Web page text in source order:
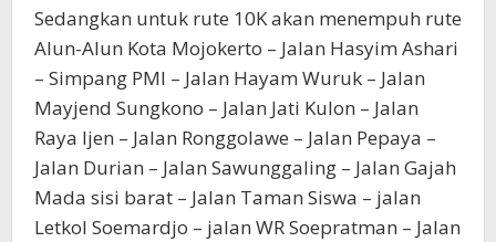
Sedangkan untuk rute 10K akan menempuh rute
Alun-Alun Kota Mojokerto – Jalan Hasyim Ashari
– Simpang PMI – Jalan Hayam Wuruk – Jalan
Mayjend Sungkono – Jalan Jati Kulon – Jalan
Raya Ijen – Jalan Ronggolawe – Jalan Pepaya –
Jalan Durian – Jalan Sawunggaling – Jalan Gajah
Mada sisi barat – Jalan Taman Siswa – jalan
Letkol Soemardjo – jalan WR Soepratman – Jalan